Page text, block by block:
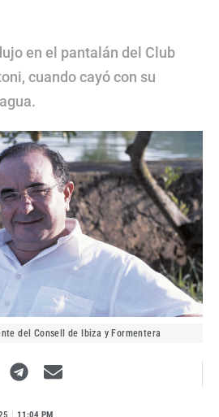
en el pantalán del Club
cuando cayó con su
del Consell de Ibiza y Formentera